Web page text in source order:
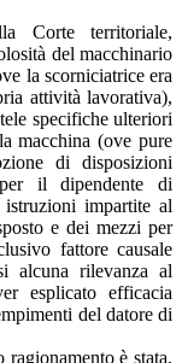
Corte territoriale,
del macchinario
la scorniciatrice era
attività lavorativa),
specifiche ulteriori
macchina (ove pure
di disposizioni
il dipendente di
impartite al
e dei mezzi per
fattore causale
alcuna rilevanza al
esplicato efficacia
del datore di
è stata,